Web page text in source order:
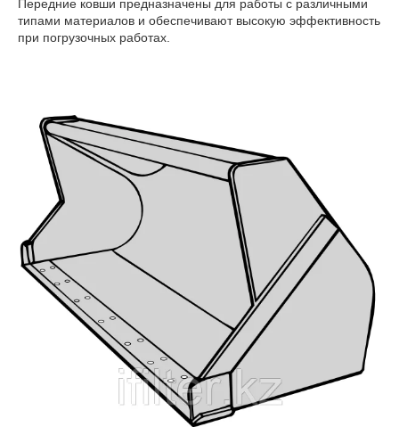
Передние ковши предназначены для работы с различными
типами материалов и обеспечивают высокую эффективность
при погрузочных работах.